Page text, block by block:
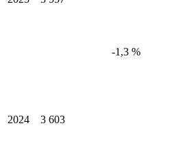
-1,3 %
2024 3 603